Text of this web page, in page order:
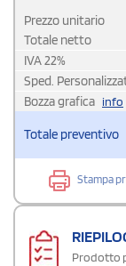
Prezzo unitario
Totale netto
IVA22%
Sped.
Bozza grafica info
Totale preventivo
Stampa
Prodotto